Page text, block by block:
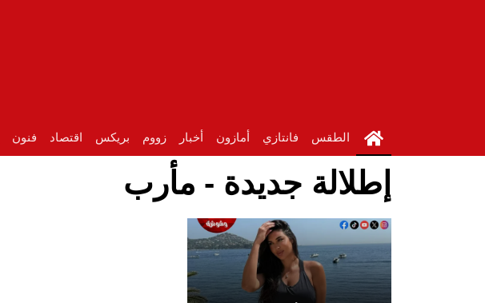
الطقس فانتازي أمازون أخبار زووم بريكس اقتصاد فنون
إطلالة جديدة - مأرب